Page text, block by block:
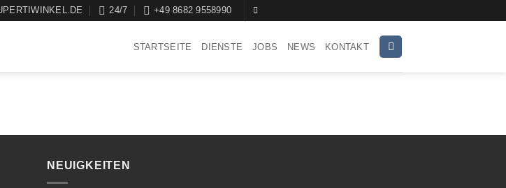
24/7 +49 8682 9558990
STARTSEITE DIENSTE JOBS NEWS KONTAKT
NEUIGKEITEN